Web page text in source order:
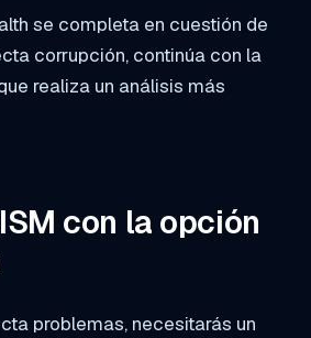
se completa en cuestión de
corrupción, continúa con la
realiza un análisis más
con la opción
problemas, necesitarás un